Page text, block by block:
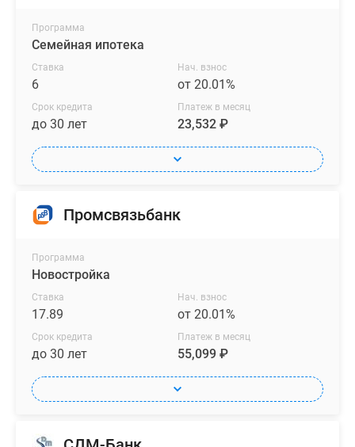
Программа
Семейная ипотека
Ставка
6
Нач. взнос
от 20.01%
Срок кредита
до 30 лет
Платеж в месяц
23,532 ₽
Промсвязьбанк
Программа
Новостройка
Ставка
17.89
Нач. взнос
от 20.01%
Срок кредита
до 30 лет
Платеж в месяц
55,099 ₽